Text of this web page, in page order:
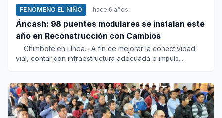
FENÓMENO EL NIÑO hace 6 años
Áncash: 98 puentes modulares se instalan este
año en Reconstrucción con Cambios
vial, contar con infraestructura adecuada e impuls...